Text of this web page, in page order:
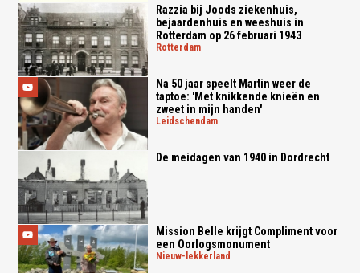
Razzia bij Joods ziekenhuis,
bejaardenhuis en weeshuis in
Rotterdam op 26 februari 1943
rotterdam
Na 50 jaar speelt Martin weer de
taptoe: 'Met knikkende knieën en
zweet in mijn handen'
leidschendam
De meidagen van 1940 in Dordrecht
Mission Belle krijgt Compliment voor
een Oorlogsmonument
nieuw-lekkerland